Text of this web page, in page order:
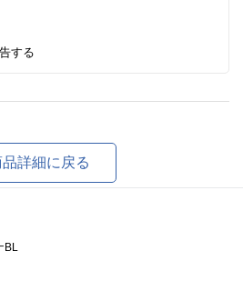
する
詳細に戻る
BL